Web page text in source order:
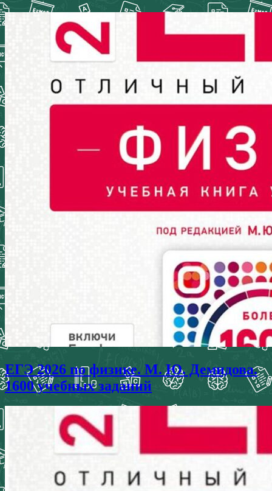
ЕГЭ 2026 по физике. М. Ю. Демидова.
1600 учебных заданий